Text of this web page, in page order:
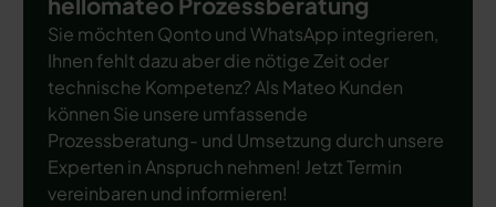
hellomateo Prozessberatung
Sie möchten Qonto und WhatsApp integrieren,
Ihnen fehlt dazu aber die nötige Zeit oder
technische Kompetenz? Als Mateo Kunden
können Sie unsere umfassende
Prozessberatung- und Umsetzung durch unsere
Experten in Anspruch nehmen! Jetzt Termin
vereinbaren und informieren!